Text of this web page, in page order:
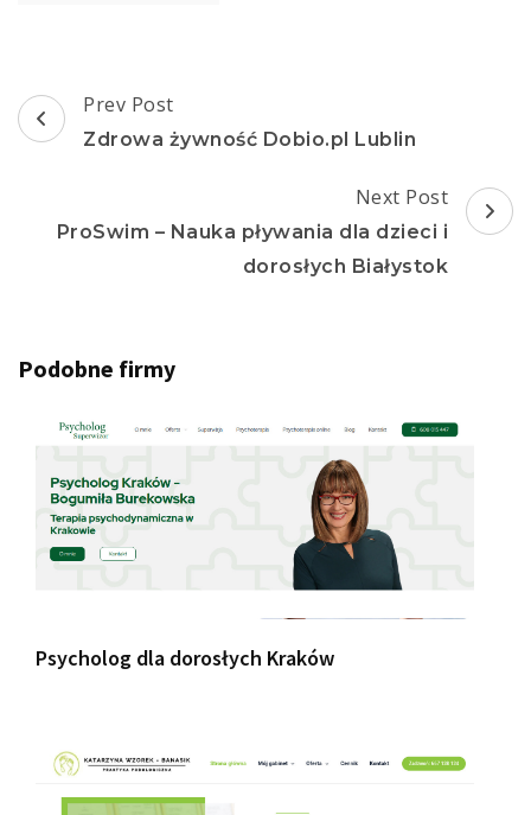
Post
Navigation
Prev Post
Zdrowa żywność Dobio.pl Lublin
Next Post
ProSwim – Nauka pływania dla dzieci i
dorosłych Białystok
Podobne firmy
Psycholog dla dorosłych Kraków